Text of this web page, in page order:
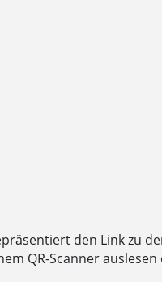
den Link zu
QR-Scanner